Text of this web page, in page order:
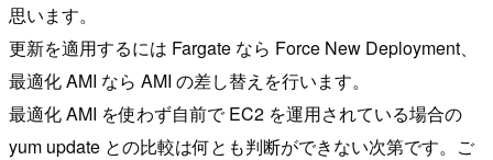
思います。
更新を適用するには Fargate なら Force New Deployment、
最適化 AMI なら AMI の差し替えを行います。
最適化 AMI を使わず自前で EC2 を運用されている場合の
yum update との比較は何とも判断ができない次第です。ご